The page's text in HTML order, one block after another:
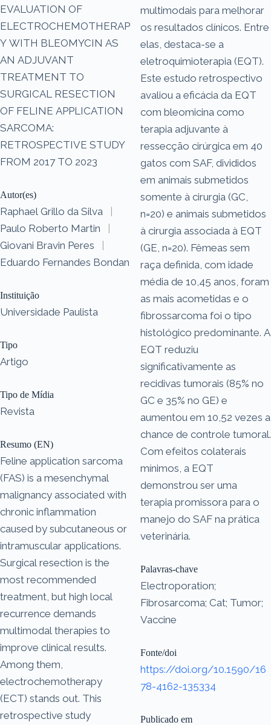
EVALUATION OF
ELECTROCHEMOTHERAP
Y WITH BLEOMYCIN AS
AN ADJUVANT
TREATMENT TO
SURGICAL RESECTION
OF FELINE APPLICATION
SARCOMA:
RETROSPECTIVE STUDY
FROM 2017 TO 2023
Autor(es)
Raphael Grillo da Silva
|
Paulo Roberto Martin
|
Giovani Bravin Peres
|
Eduardo Fernandes Bondan
Instituição
Universidade Paulista
Tipo
Artigo
Tipo de Mídia
Revista
Resumo (EN)
Feline application sarcoma
(FAS) is a mesenchymal
malignancy associated with
chronic inflammation
caused by subcutaneous or
intramuscular applications.
Surgical resection is the
most recommended
treatment, but high local
recurrence demands
multimodal therapies to
improve clinical results.
Among them,
electrochemotherapy
(ECT) stands out. This
retrospective study
multimodais para melhorar
os resultados clínicos. Entre
elas, destaca-se a
eletroquimioterapia (EQT).
Este estudo retrospectivo
avaliou a eficácia da EQT
com bleomicina como
terapia adjuvante à
ressecção cirúrgica em 40
gatos com SAF, divididos
em animais submetidos
somente à cirurgia (GC,
n=20) e animais submetidos
à cirurgia associada à EQT
(GE, n=20). Fêmeas sem
raça definida, com idade
média de 10,45 anos, foram
as mais acometidas e o
fibrossarcoma foi o tipo
histológico predominante. A
EQT reduziu
significativamente as
recidivas tumorais (85% no
GC e 35% no GE) e
aumentou em 10,52 vezes a
chance de controle tumoral.
Com efeitos colaterais
mínimos, a EQT
demonstrou ser uma
terapia promissora para o
manejo do SAF na prática
veterinária.
Palavras-chave
Electroporation;
Fibrosarcoma; Cat; Tumor;
Vaccine
Fonte/doi
https://doi.org/10.1590/16
78-4162-135334
Publicado em